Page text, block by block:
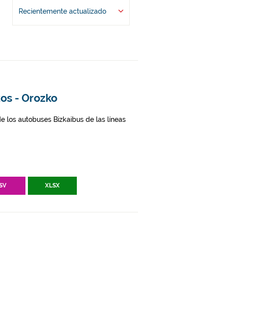
Recientemente actualizado
- Orozko
los autobuses Bizkaibus de las líneas
XLSX